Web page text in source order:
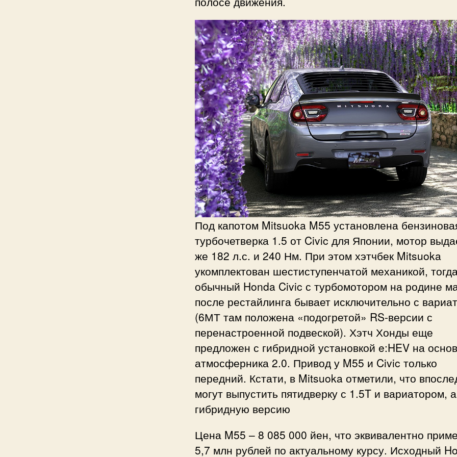
Под капотом Mitsuoka M55 установлена
турбочетверка 1.5 от Civic для Японии, мотор
же 182 л.с. и 240 Нм. При этом хэтчбек Mitsuoka
укомплектован шестиступенчатой механикой,
обычный Honda Civic с турбомотором на родине
после рестайлинга бывает исключительно с
(6МТ там положена «подогретой» RS-версии с
перенастроенной подвеской). Хэтч Хонды еще
предложен с гибридной установкой e:HEV на
атмосферника 2.0. Привод у M55 и Civic только
передний. Кстати, в Mitsuoka отметили, что
могут выпустить пятидверку с 1.5T и вариатором,
гибридную версию
Цена M55 – 8 085 000 йен, что эквивалентно
5,7 млн рублей по актуальному курсу. Исходный